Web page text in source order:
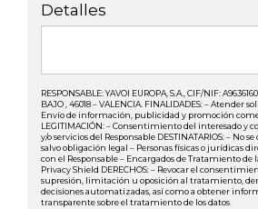
Detalles
RESPONSABLE: YAVOI EUROPA, S.A., CIF/NIF:
BAJO , 46018 – VALENCIA. FINALIDADES: – Atender
Envío de información, publicidad y promoción
LEGITIMACIÓN: – Consentimiento del interesado y
y/o servicios del Responsable DESTINATARIOS: – No
salvo obligación legal – Personas físicas o jurídicas
con el Responsable – Encargados de Tratamiento de
Privacy Shield DERECHOS: – Revocar el
supresión, limitación u oposición al tratamiento,
decisiones automatizadas, así como a obtener
transparente sobre el tratamiento de los datos